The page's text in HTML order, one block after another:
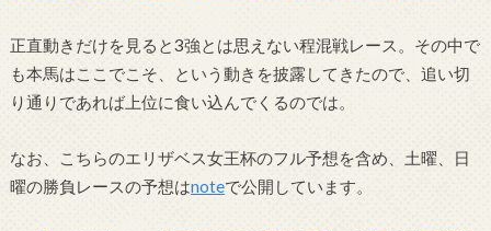
正直動きだけを見ると3強とは思えない程混戦レース。その中で
も本馬はここでこそ、という動きを披露してきたので、追い切
り通りであれば上位に食い込んでくるのでは。
なお、こちらのエリザベス女王杯のフル予想を含め、土曜、日
曜の勝負レースの予想はnoteで公開しています。